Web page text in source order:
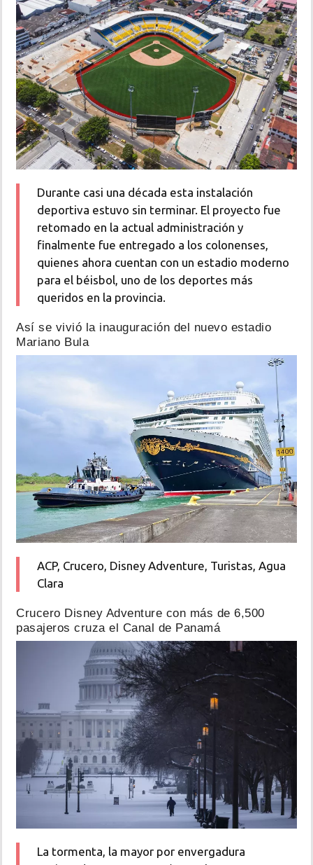
Durante casi una década esta instalación
deportiva estuvo sin terminar. El proyecto fue
retomado en la actual administración y
finalmente fue entregado a los colonenses,
quienes ahora cuentan con un estadio moderno
para el béisbol, uno de los deportes más
queridos en la provincia.
Así se vivió la inauguración del nuevo estadio
Mariano Bula
ACP, Crucero, Disney Adventure, Turistas, Agua
Clara
Crucero Disney Adventure con más de 6,500
pasajeros cruza el Canal de Panamá
La tormenta, la mayor por envergadura